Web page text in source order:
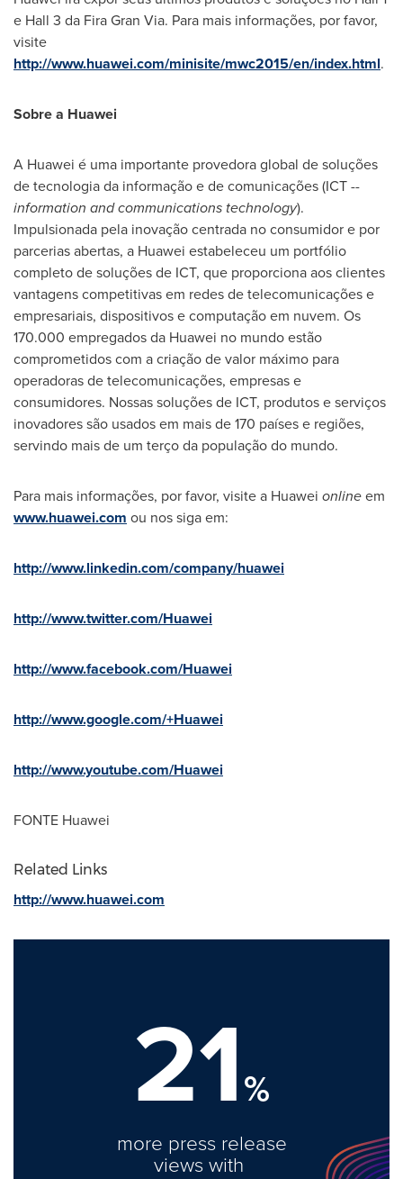
e Hall 3 da Fira Gran Via. Para mais informações, por favor,
visite
http://www.huawei.com/minisite/mwc2015/en/index.html.
Sobre a Huawei
A Huawei é uma importante provedora global de soluções
de tecnologia da informação e de comunicações (ICT --
information and communications technology).
Impulsionada pela inovação centrada no consumidor e por
parcerias abertas, a Huawei estabeleceu um portfólio
completo de soluções de ICT, que proporciona aos clientes
vantagens competitivas em redes de telecomunicações e
empresariais, dispositivos e computação em nuvem. Os
170.000 empregados da Huawei no mundo estão
comprometidos com a criação de valor máximo para
operadoras de telecomunicações, empresas e
consumidores. Nossas soluções de ICT, produtos e serviços
inovadores são usados em mais de 170 países e regiões,
servindo mais de um terço da população do mundo.
Para mais informações, por favor, visite a Huawei onlineem
www.huawei.com ou nos siga em:
http://www.linkedin.com/company/huawei
http://www.twitter.com/Huawei
http://www.facebook.com/Huawei
http://www.google.com/+Huawei
http://www.youtube.com/Huawei
FONTE Huawei
Related Links
http://www.huawei.com
21%
more press release
views with